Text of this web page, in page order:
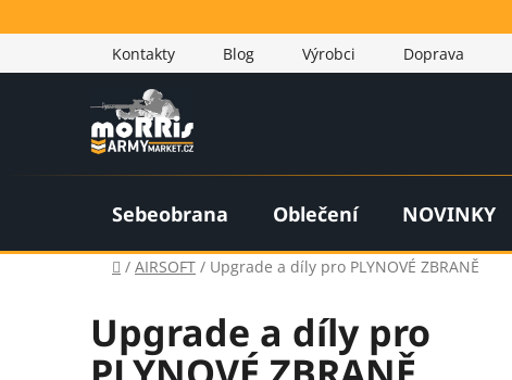
na
Kontakty
Blog Výrobci Doprava
Sebeobrana Oblečení NOVINKY
Domů
/ AIRSOFT / Upgrade a díly pro PLYNOVÉ ZBRANĚ
Upgrade a díly pro